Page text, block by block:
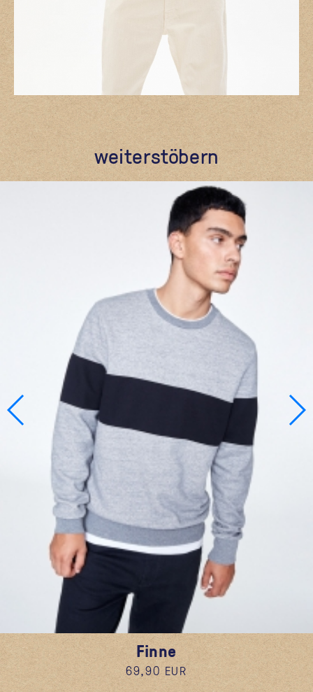
weiterstöbern
Finne
69,90 EUR